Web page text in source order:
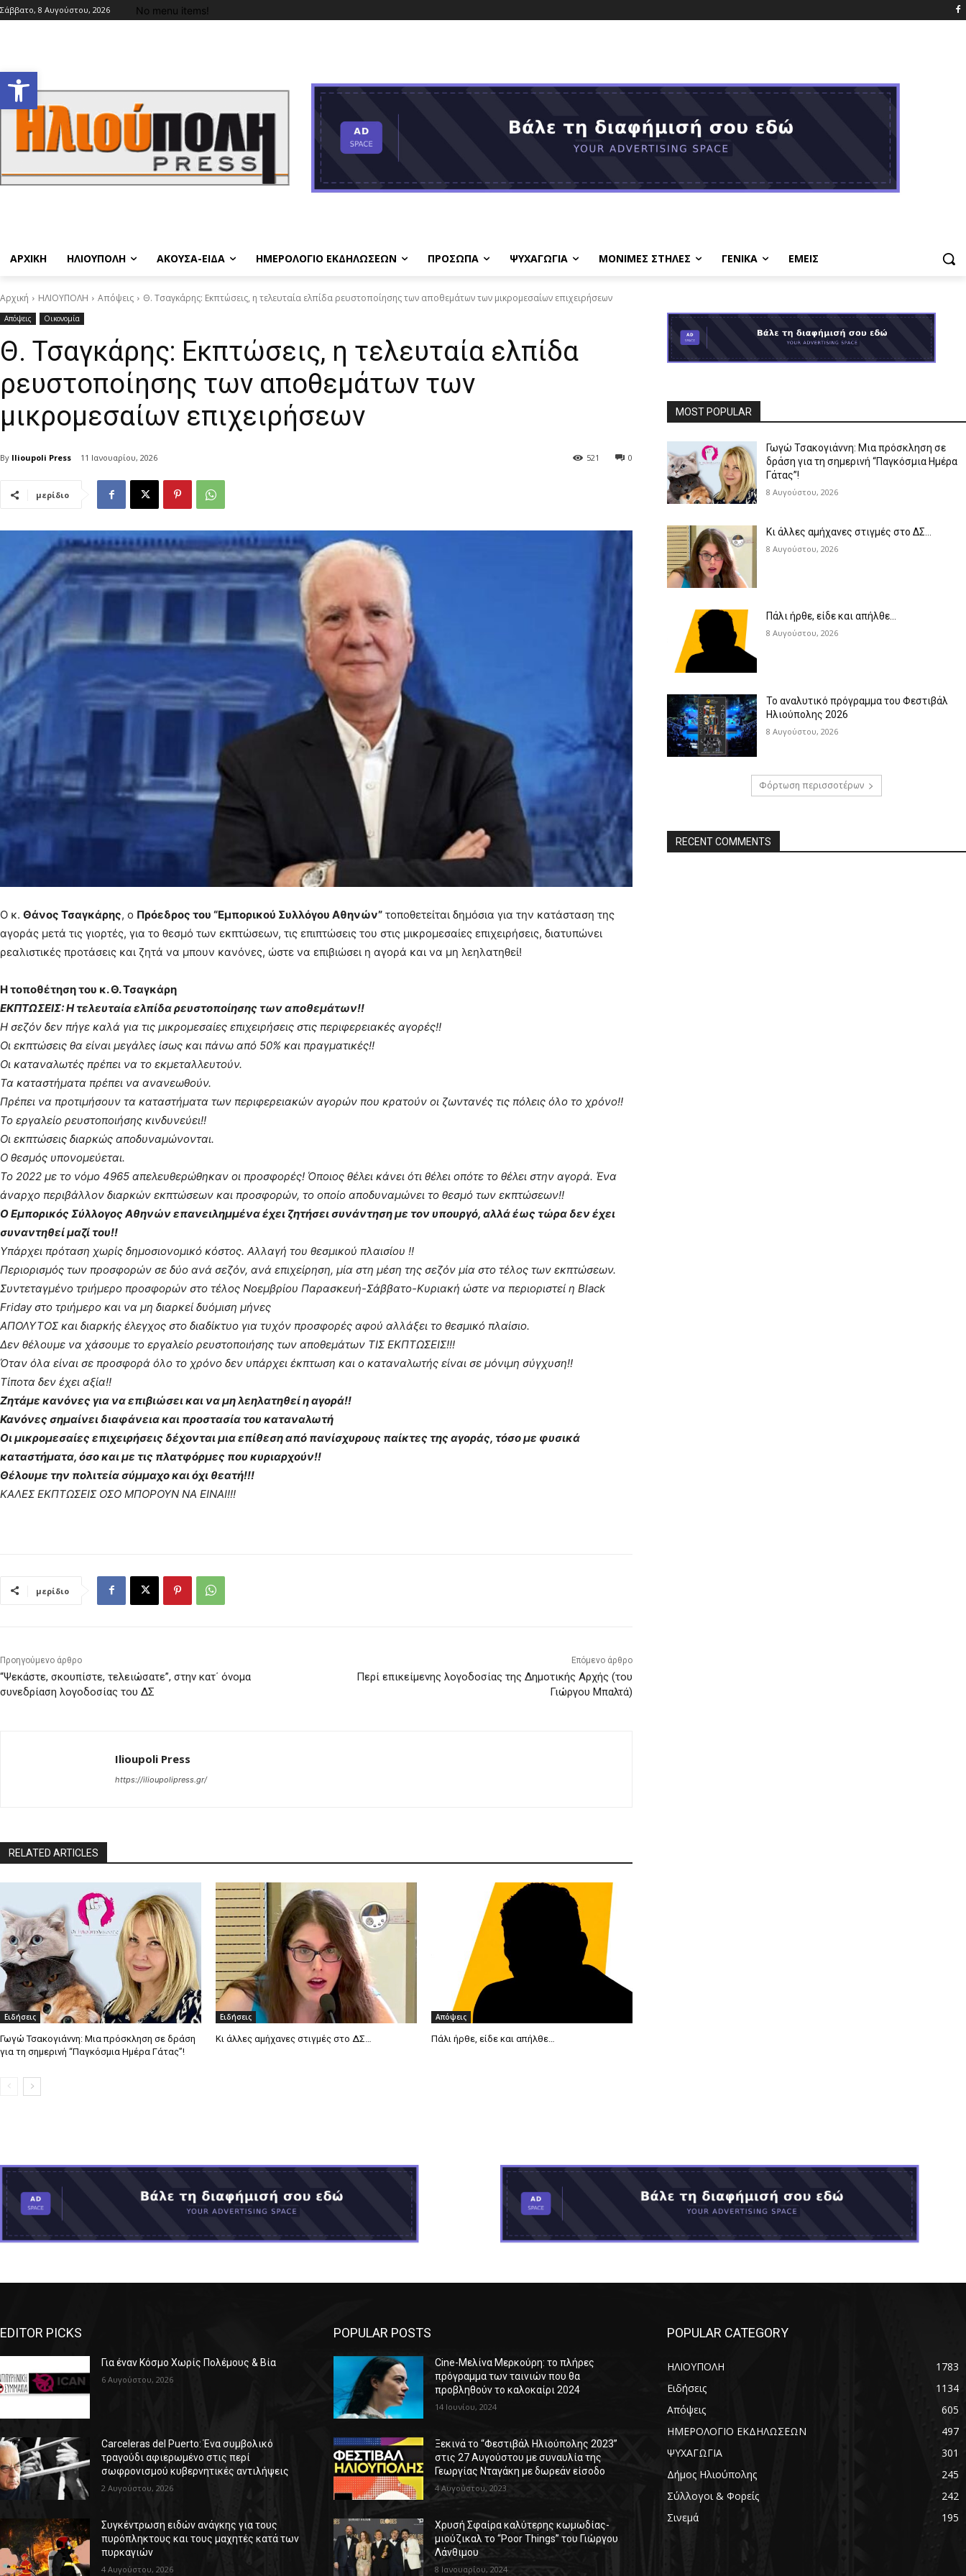
Ανοίξτε τη γραμμή εργαλείων
Σάββατο, 8 Αυγούστου, 2026 No menu items!
ΑΡΧΙΚΗ ΗΛΙΟΥΠΟΛΗ ΑΚΟΥΣΑ-ΕΙΔΑ ΗΜΕΡΟΛΟΓΙΟ ΕΚΔΗΛΩΣΕΩΝ ΠΡΟΣΩΠΑ ΨΥΧΑΓΩΓΙΑ ΜΟΝΙΜΕΣ ΣΤΗΛΕΣ ΓΕΝΙΚΑ ΕΜΕΙΣ
Αρχική ΗΛΙΟΥΠΟΛΗ Απόψεις Θ. Τσαγκάρης: Εκπτώσεις, η τελευταία ελπίδα ρευστοποίησης των αποθεμάτων των μικρομεσαίων επιχειρήσεων
Απόψεις Οικονομία
Θ. Τσαγκάρης: Εκπτώσεις, η τελευταία ελπίδα
ρευστοποίησης των αποθεμάτων των
μικρομεσαίων επιχειρήσεων
By Ilioupoli Press 11 Ιανουαρίου, 2026 0
521
μερίδιο
Ο κ. Θάνος Τσαγκάρης, ο Πρόεδρος του “Εμπορικού Συλλόγου Αθηνών” τοποθετείται δημόσια για την κατάσταση της
αγοράς μετά τις γιορτές, για το θεσμό των εκπτώσεων, τις επιπτώσεις του στις μικρομεσαίες επιχειρήσεις, διατυπώνει
ρεαλιστικές προτάσεις και ζητά να μπουν κανόνες, ώστε να επιβιώσει η αγορά και να μη λεηλατηθεί!
Η τοποθέτηση του κ. Θ. Τσαγκάρη
ΕΚΠΤΩΣΕΙΣ: Η τελευταία ελπίδα ρευστοποίησης των αποθεμάτων!!
Η σεζόν δεν πήγε καλά για τις μικρομεσαίες επιχειρήσεις στις περιφερειακές αγορές!!
Οι εκπτώσεις θα είναι μεγάλες ίσως και πάνω από 50% και πραγματικές!!
Οι καταναλωτές πρέπει να το εκμεταλλευτούν.
Τα καταστήματα πρέπει να ανανεωθούν.
Πρέπει να προτιμήσουν τα καταστήματα των περιφερειακών αγορών που κρατούν οι ζωντανές τις πόλεις όλο το χρόνο!!
Το εργαλείο ρευστοποιήσης κινδυνεύει!!
Οι εκπτώσεις διαρκώς αποδυναμώνονται.
Ο θεσμός υπονομεύεται.
Το 2022 με το νόμο 4965 απελευθερώθηκαν οι προσφορές! Όποιος θέλει κάνει ότι θέλει οπότε το θέλει στην αγορά. Ένα
άναρχο περιβάλλον διαρκών εκπτώσεων και προσφορών, το οποίο αποδυναμώνει το θεσμό των εκπτώσεων!!
Ο Εμπορικός Σύλλογος Αθηνών επανειλημμένα έχει ζητήσει συνάντηση με τον υπουργό, αλλά έως τώρα δεν έχει
συναντηθεί μαζί του!!
Υπάρχει πρόταση χωρίς δημοσιονομικό κόστος. Αλλαγή του θεσμικού πλαισίου !!
Περιορισμός των προσφορών σε δύο ανά σεζόν, ανά επιχείρηση, μία στη μέση της σεζόν μία στο τέλος των εκπτώσεων.
Συντεταγμένο τριήμερο προσφορών στο τέλος Νοεμβρίου Παρασκευή-Σάββατο-Κυριακή ώστε να περιοριστεί η Black
Friday στο τριήμερο και να μη διαρκεί δυόμιση μήνες
ΑΠΟΛΥΤΟΣ και διαρκής έλεγχος στο διαδίκτυο για τυχόν προσφορές αφού αλλάξει το θεσμικό πλαίσιο.
Δεν θέλουμε να χάσουμε το εργαλείο ρευστοποιήσης των αποθεμάτων ΤΙΣ ΕΚΠΤΩΣΕΙΣ!!!
Όταν όλα είναι σε προσφορά όλο το χρόνο δεν υπάρχει έκπτωση και ο καταναλωτής είναι σε μόνιμη σύγχυση!!
Τίποτα δεν έχει αξία!!
Ζητάμε κανόνες για να επιβιώσει και να μη λεηλατηθεί η αγορά!!
Κανόνες σημαίνει διαφάνεια και προστασία του καταναλωτή
Οι μικρομεσαίες επιχειρήσεις δέχονται μια επίθεση από πανίσχυρους παίκτες της αγοράς, τόσο με φυσικά
καταστήματα, όσο και με τις πλατφόρμες που κυριαρχούν!!
Θέλουμε την πολιτεία σύμμαχο και όχι θεατή!!!
ΚΑΛΕΣ ΕΚΠΤΩΣΕΙΣ ΟΣΟ ΜΠΟΡΟΥΝ ΝΑ ΕΙΝΑΙ!!!
μερίδιο
Προηγούμενο άρθρο
“Ψεκάστε, σκουπίστε, τελειώσατε”, στην κατ΄ όνομα
συνεδρίαση λογοδοσίας του ΔΣ
Επόμενο άρθρο
Περί επικείμενης λογοδοσίας της Δημοτικής Αρχής (του
Γιώργου Μπαλτά)
Ilioupoli Press
https://ilioupolipress.gr/
RELATED ARTICLES
Ειδήσεις
Γωγώ Τσακογιάννη: Μια πρόσκληση σε δράση
για τη σημερινή “Παγκόσμια Ημέρα Γάτας”!
Ειδήσεις
Κι άλλες αμήχανες στιγμές στο ΔΣ…
Απόψεις
Πάλι ήρθε, είδε και απήλθε…
MOST POPULAR
Γωγώ Τσακογιάννη: Μια πρόσκληση σε
δράση για τη σημερινή “Παγκόσμια Ημέρα
Γάτας”!
8 Αυγούστου, 2026
Κι άλλες αμήχανες στιγμές στο ΔΣ…
8 Αυγούστου, 2026
Πάλι ήρθε, είδε και απήλθε…
8 Αυγούστου, 2026
Το αναλυτικό πρόγραμμα του Φεστιβάλ
Ηλιούπολης 2026
8 Αυγούστου, 2026
Φόρτωση περισσοτέρων
RECENT COMMENTS
EDITOR PICKS
Για έναν Κόσμο Χωρίς Πολέμους & Βία
6 Αυγούστου, 2026
Carceleras del Puerto: Ένα συμβολικό
τραγούδι αφιερωμένο στις περί
σωφρονισμού κυβερνητικές αντιλήψεις
2 Αυγούστου, 2026
Συγκέντρωση ειδών ανάγκης για τους
πυρόπληκτους και τους μαχητές κατά των
πυρκαγιών
4 Αυγούστου, 2026
POPULAR POSTS
Cine-Μελίνα Μερκούρη: το πλήρες
πρόγραμμα των ταινιών που θα
προβληθούν το καλοκαίρι 2024
14 Ιουνίου, 2024
Ξεκινά το “Φεστιβάλ Ηλιούπολης 2023”
στις 27 Αυγούστου με συναυλία της
Γεωργίας Νταγάκη με δωρεάν είσοδο
4 Αυγούστου, 2023
Χρυσή Σφαίρα καλύτερης κωμωδίας-
μιούζικαλ το “Poor Things” του Γιώργου
Λάνθιμου
8 Ιανουαρίου, 2024
POPULAR CATEGORY
ΗΛΙΟΥΠΟΛΗ
1783
Ειδήσεις
1134
Απόψεις
605
ΗΜΕΡΟΛΟΓΙΟ ΕΚΔΗΛΩΣΕΩΝ
497
ΨΥΧΑΓΩΓΙΑ
301
Δήμος Ηλιούπολης
245
Σύλλογοι & Φορείς
242
Σινεμά
195